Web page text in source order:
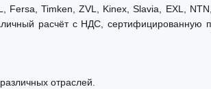
Timken, ZVL, Kinex, Slavia, EXL,
расчёт с НДС, сертифицированную
отраслей.